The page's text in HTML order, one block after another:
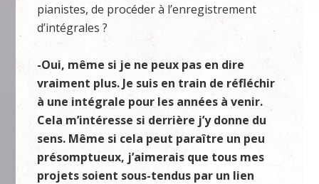
pianistes, de procéder à l’enregistrement
d’intégrales ?
-Oui, même si je ne peux pas en dire
vraiment plus. Je suis en train de réfléchir
à une intégrale pour les années à venir.
Cela m’intéresse si derrière j’y donne du
sens. Même si cela peut paraître un peu
présomptueux, j’aimerais que tous mes
projets soient sous-tendus par un lien